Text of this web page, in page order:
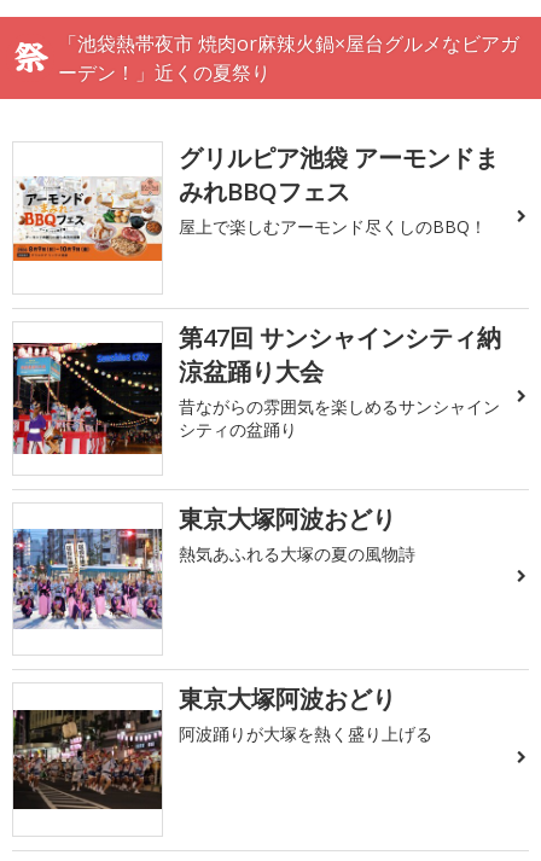
「池袋熱帯夜市 焼肉or麻辣火鍋×屋台グルメなビアガ
ーデン！」近くの夏祭り
グリルピア池袋 アーモンドま
みれBBQフェス
屋上で楽しむアーモンド尽くしのBBQ！
第47回 サンシャインシティ納
涼盆踊り大会
昔ながらの雰囲気を楽しめるサンシャイン
シティの盆踊り
東京大塚阿波おどり
熱気あふれる大塚の夏の風物詩
東京大塚阿波おどり
阿波踊りが大塚を熱く盛り上げる